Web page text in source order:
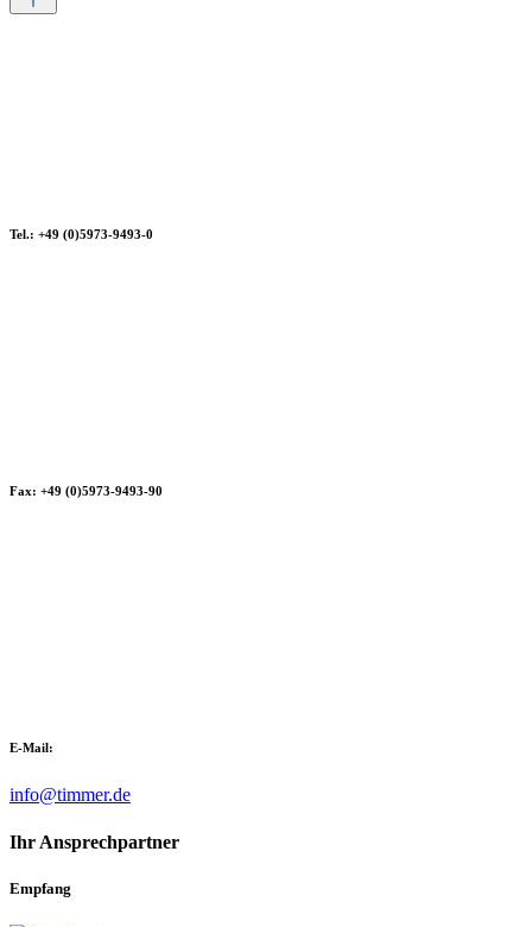
Tel.: +49 (0)5973-9493-0
Fax: +49 (0)5973-9493-90
E-Mail:
info@timmer.de
Ihr Ansprechpartner
Empfang